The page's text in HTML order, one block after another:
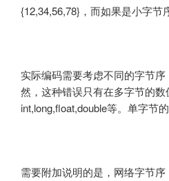
{12,34,56,78}，而如果是小字节
实际编码需要考虑不同的字节
然，这种错误只有在多字节的
int,long,float,double等。单字节
需要附加说明的是，网络字节序